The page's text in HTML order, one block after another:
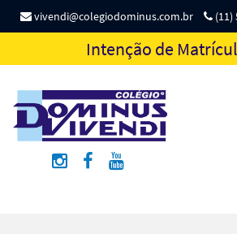
vivendi@colegiodominus.com.br (11)
Intenção de